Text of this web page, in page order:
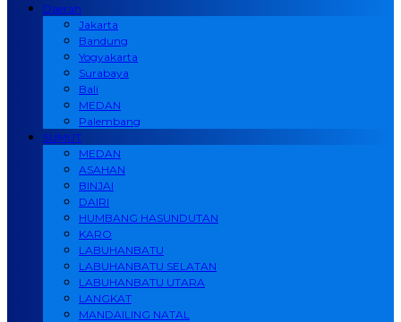
Daerah
Jakarta
Bandung
Yogyakarta
Surabaya
Bali
MEDAN
Palembang
SUMUT
MEDAN
ASAHAN
BINJAI
DAIRI
HUMBANG HASUNDUTAN
KARO
LABUHANBATU
LABUHANBATU SELATAN
LABUHANBATU UTARA
LANGKAT
MANDAILING NATAL